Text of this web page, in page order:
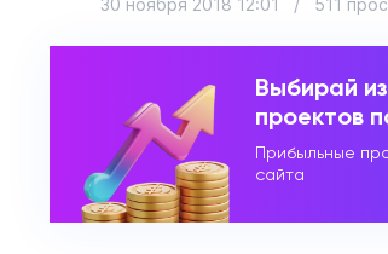
30 ноября 2018 12:01 / 511
Выбирай
проектов
Прибыльные
сайта